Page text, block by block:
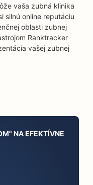
vaša zubná klinika
silnú online reputáciu
oblasti zubnej
Ranktracker
vašej zubnej
NA EFEKTÍVNE